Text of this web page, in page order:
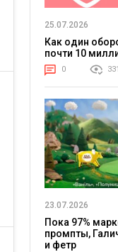
25.07.2026
Как один
почти 10
0
23.07.2026
Пока 97%
промпты,
и фетр